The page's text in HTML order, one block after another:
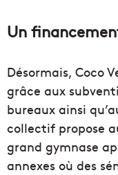
Un
Désormais, Coco
grâce aux
bureaux ainsi
collectif propose
grand gymnase
annexes où des